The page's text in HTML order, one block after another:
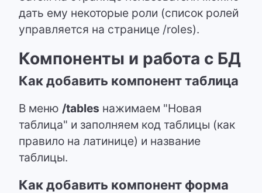
дать ему некоторые роли (список ролей
управляется на странице /roles).
Компоненты и работа с БД
Как добавить компонент таблица
В меню /tables нажимаем "Новая
таблица" и заполняем код таблицы (как
правило на латинице) и название
таблицы.
Как добавить компонент форма